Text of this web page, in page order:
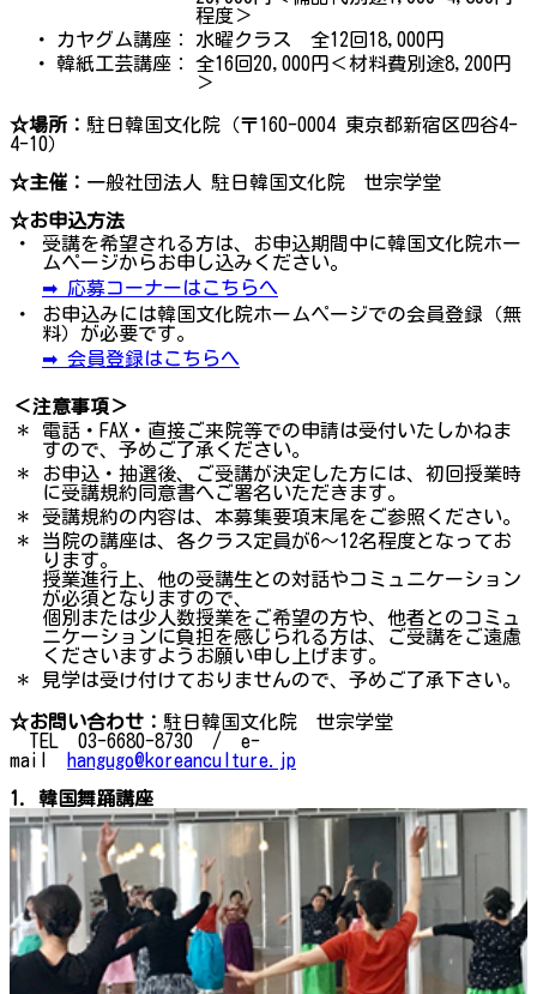
程度＞
・
カヤグム講座：
水曜クラス 全12回18,000円
・
韓紙工芸講座：
全16回20,000円＜材料費別途8,200円
＞
☆場所： 駐日韓国文化院（〒160-0004 東京都新宿区四谷4-
4-10）
☆主催： 一般社団法人 駐日韓国文化院 世宗学堂
☆お申込方法
・
受講を希望される方は、お申込期間中に韓国文化院ホー
ムページからお申し込みください。
➡ 応募コーナーはこちらへ
・
お申込みには韓国文化院ホームページでの会員登録（無
料）が必要です。
➡ 会員登録はこちらへ
＜注意事項＞
＊
電話・FAX・直接ご来院等での申請は受付いたしかねま
すので、予めご了承ください。
＊
お申込・抽選後、ご受講が決定した方には、初回授業時
に受講規約同意書へご署名いただきます。
＊
受講規約の内容は、本募集要項末尾をご参照ください。
＊
当院の講座は、各クラス定員が6～12名程度となってお
ります。
授業進行上、他の受講生との対話やコミュニケーション
が必須となりますので、
個別または少人数授業をご希望の方や、他者とのコミュ
ニケーションに負担を感じられる方は、ご受講をご遠慮
くださいますようお願い申し上げます。
＊
見学は受け付けておりませんので、予めご了承下さい。
☆お問い合わせ： 駐日韓国文化院 世宗学堂
TEL 03-6680-8730 / e-
mail
hangugo@koreanculture.jp
1. 韓国舞踊講座